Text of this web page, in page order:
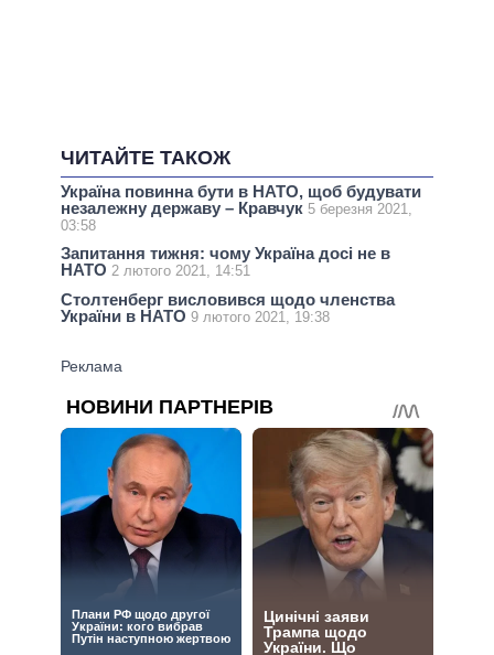
ЧИТАЙТЕ ТАКОЖ
Україна повинна бути в НАТО, щоб будувати
незалежну державу – Кравчук 5 березня 2021,
03:58
Запитання тижня: чому Україна досі не в
НАТО 2 лютого 2021, 14:51
Столтенберг висловився щодо членства
України в НАТО 9 лютого 2021, 19:38